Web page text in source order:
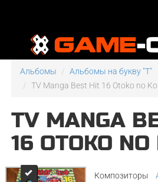
Альбомы
Альбомы на букву "T"
TV Manga Best Hit 16 Otoko no
TV MANGA
16 OTOKO
Композиторы